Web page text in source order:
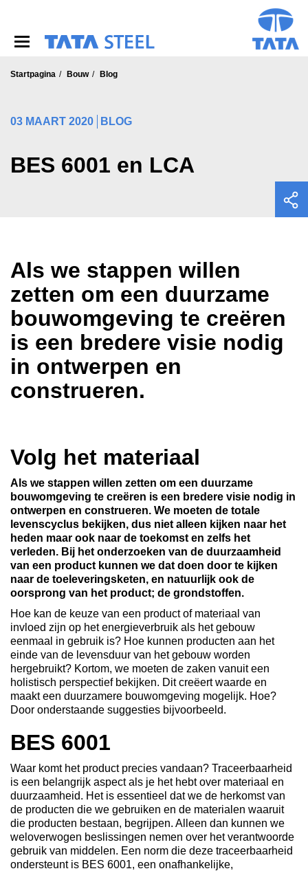
Startpagina Bouw Blog
03 MAART 2020 BLOG
BES 6001 en LCA
Als we stappen willen
zetten om een duurzame
bouwomgeving te creëren
is een bredere visie nodig
in ontwerpen en
construeren.
Volg het materiaal
Als we stappen willen zetten om een duurzame
bouwomgeving te creëren is een bredere visie nodig in
ontwerpen en construeren. We moeten de totale
levenscyclus bekijken, dus niet alleen kijken naar het
heden maar ook naar de toekomst en zelfs het
verleden. Bij het onderzoeken van de duurzaamheid
van een product kunnen we dat doen door te kijken
naar de toeleveringsketen, en natuurlijk ook de
oorsprong van het product; de grondstoffen.
Hoe kan de keuze van een product of materiaal van
invloed zijn op het energieverbruik als het gebouw
eenmaal in gebruik is? Hoe kunnen producten aan het
einde van de levensduur van het gebouw worden
hergebruikt? Kortom, we moeten de zaken vanuit een
holistisch perspectief bekijken. Dit creëert waarde en
maakt een duurzamere bouwomgeving mogelijk. Hoe?
Door onderstaande suggesties bijvoorbeeld.
BES 6001
Waar komt het product precies vandaan? Traceerbaarheid
is een belangrijk aspect als je het hebt over materiaal en
duurzaamheid. Het is essentieel dat we de herkomst van
de producten die we gebruiken en de materialen waaruit
die producten bestaan, begrijpen. Alleen dan kunnen we
weloverwogen beslissingen nemen over het verantwoorde
gebruik van middelen. Een norm die deze traceerbaarheid
ondersteunt is BES 6001, een onafhankelijke,